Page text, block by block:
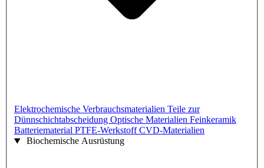
Elektrochemische Verbrauchsmaterialien Teile zur
Dünnschichtabscheidung Optische Materialien Feinkeramik
Batteriematerial PTFE-WerkstoffCVD-Materialien
Biochemische Ausrüstung